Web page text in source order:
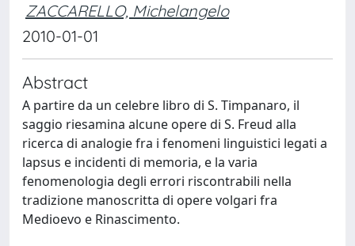
ZACCARELLO, Michelangelo
2010-01-01
Abstract
A partire da un celebre libro di S. Timpanaro, il
saggio riesamina alcune opere di S. Freud alla
ricerca di analogie fra i fenomeni linguistici legati a
lapsus e incidenti di memoria, e la varia
fenomenologia degli errori riscontrabili nella
tradizione manoscritta di opere volgari fra
Medioevo e Rinascimento.